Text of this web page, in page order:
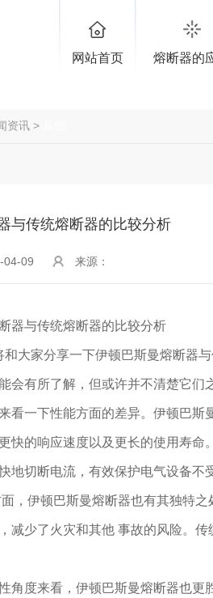
网站首页 熔断器的
资讯 >
与传统熔断器的比较分析
04-09 来源：
器与传统熔断器的比较分析
和大家分享一下伊顿巴斯曼熔断器
会有所了解，但或许并不清楚它们
看一下性能方面的差异。伊顿巴斯
快的响应速度以及更长的使用寿命
地切断电流，有效保护电气设备不
，伊顿巴斯曼熔断器也有其独特
减少了火灾和其他 事故的风险。
角度来看，伊顿巴斯曼熔断器也更